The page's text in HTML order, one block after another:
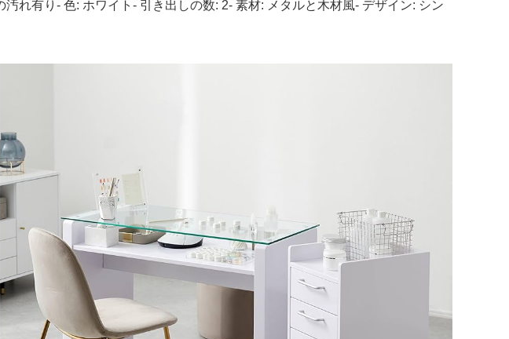
れ有り- 色: ホワイト- 引き出しの数: 2- 素材: メタルと木材風- デザイン: シン